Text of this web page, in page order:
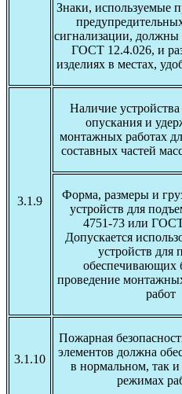
Знаки, используемые
сигнализации, должны
ГОСТ 12.4.026, и
изделиях в местах,
3.1.9
Наличие
опускания и
монтажных работах
составных частей
Форма, размеры и
устройств для
4751-73 или
Допускается
устройств для
обеспечивающих
проведение
работ
3.1.10
Пожарная
элементов должна
в нормальном, так
режимах